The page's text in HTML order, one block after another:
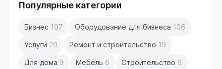
Популярные категории
Бизнес 107 Оборудование для бизнеса 106
Услуги 20 Ремонт и строительство 19
Для дома 9 Мебель 6 Строительство 6